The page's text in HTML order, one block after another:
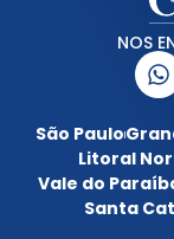
NOS
São Paulo
Litoral
Vale do
Santa